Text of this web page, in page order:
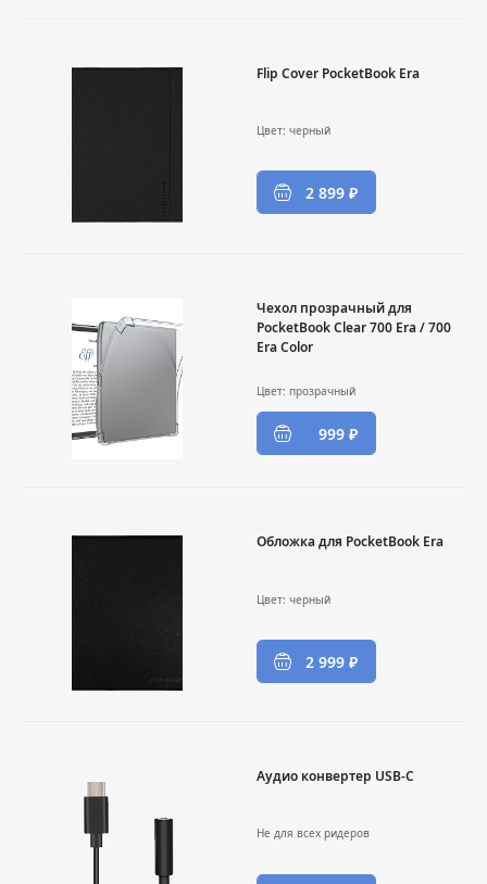
Flip Cover PocketBook Era
Цвет: черный
2 899 ₽
Чехол прозрачный для
PocketBook Clear 700 Era / 700
Era Color
Цвет: прозрачный
999 ₽
Обложка для PocketBook Era
Цвет: черный
2 999 ₽
Аудио конвертер USB-C
Не для всех ридеров